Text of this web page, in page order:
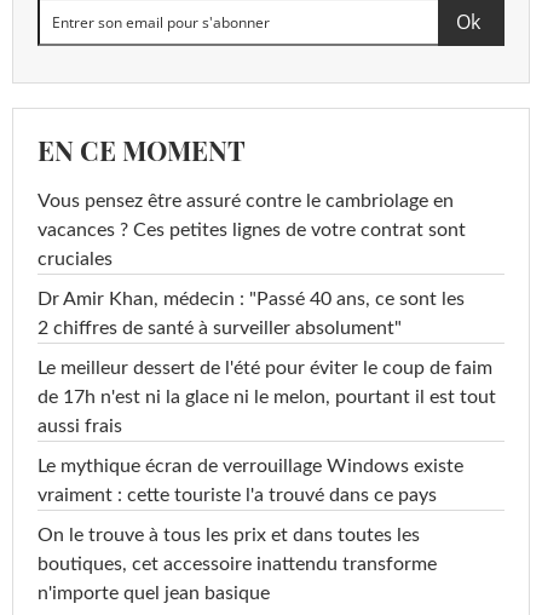
EN CE MOMENT
Vous pensez être assuré contre le cambriolage en
vacances ? Ces petites lignes de votre contrat sont
cruciales
Dr Amir Khan, médecin : "Passé 40 ans, ce sont les
2 chiffres de santé à surveiller absolument"
Le meilleur dessert de l'été pour éviter le coup de faim
de 17h n'est ni la glace ni le melon, pourtant il est tout
aussi frais
Le mythique écran de verrouillage Windows existe
vraiment : cette touriste l'a trouvé dans ce pays
On le trouve à tous les prix et dans toutes les
boutiques, cet accessoire inattendu transforme
n'importe quel jean basique